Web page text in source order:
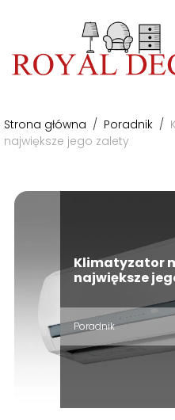
Strona główna / Poradnik /
największe jego zalety
Klimatyzator
największe
Poradnik